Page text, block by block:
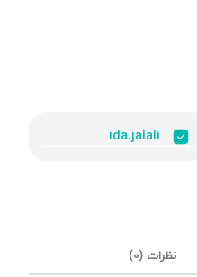
ida.jalali
نظرات (0)